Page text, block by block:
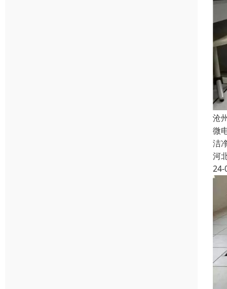
沧
微
洁
河
24-